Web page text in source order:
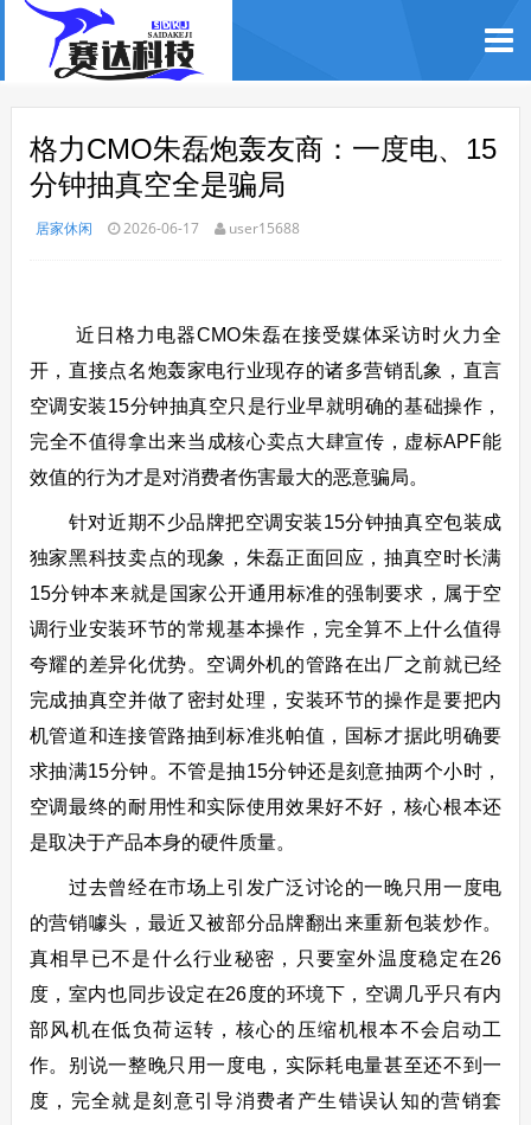
格力CMO朱磊炮轰友商：一度电、15
分钟抽真空全是骗局
居家休闲 2026-06-17 user15688
近日格力电器CMO朱磊在接受媒体采访时火力全
开，直接点名炮轰家电行业现存的诸多营销乱象，直言
空调安装15分钟抽真空只是行业早就明确的基础操作，
完全不值得拿出来当成核心卖点大肆宣传，虚标APF能
效值的行为才是对消费者伤害最大的恶意骗局。
针对近期不少品牌把空调安装15分钟抽真空包装成
独家黑科技卖点的现象，朱磊正面回应，抽真空时长满
15分钟本来就是国家公开通用标准的强制要求，属于空
调行业安装环节的常规基本操作，完全算不上什么值得
夸耀的差异化优势。空调外机的管路在出厂之前就已经
完成抽真空并做了密封处理，安装环节的操作是要把内
机管道和连接管路抽到标准兆帕值，国标才据此明确要
求抽满15分钟。不管是抽15分钟还是刻意抽两个小时，
空调最终的耐用性和实际使用效果好不好，核心根本还
是取决于产品本身的硬件质量。
过去曾经在市场上引发广泛讨论的一晚只用一度电
的营销噱头，最近又被部分品牌翻出来重新包装炒作。
真相早已不是什么行业秘密，只要室外温度稳定在26
度，室内也同步设定在26度的环境下，空调几乎只有内
部风机在低负荷运转，核心的压缩机根本不会启动工
作。别说一整晚只用一度电，实际耗电量甚至还不到一
度，完全就是刻意引导消费者产生错误认知的营销套